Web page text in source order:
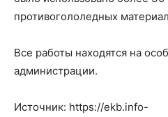
противогололедных
Все работы находятся на
администрации.
Источник: https://ekb.info-